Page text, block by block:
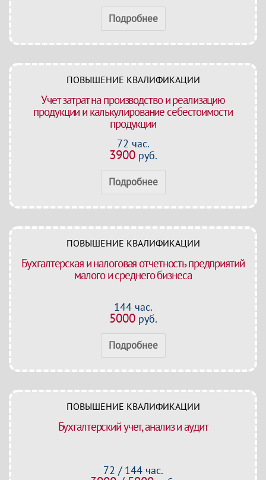
Подробнее
ПОВЫШЕНИЕ КВАЛИФИКАЦИИ
Учет затрат на производство и реализацию
продукции и калькулирование себестоимости
продукции
72 час.
3900руб.
Подробнее
ПОВЫШЕНИЕ КВАЛИФИКАЦИИ
Бухгалтерская и налоговая отчетность предприятий
малого и среднего бизнеса
144 час.
5000руб.
Подробнее
ПОВЫШЕНИЕ КВАЛИФИКАЦИИ
Бухгалтерский учет, анализ и аудит
72 / 144 час.